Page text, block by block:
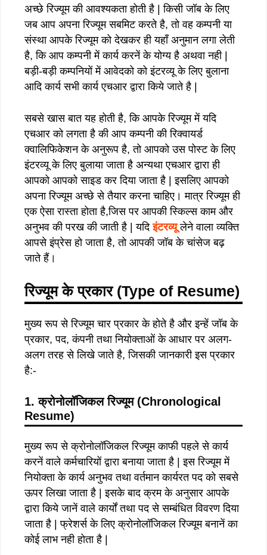
अच्छे रिज्यूम की आवश्यकता होती है | किसी जॉब के लिए
जब आप अपना रिज्यूम सबमिट करते है, तो वह कम्पनी या
संस्था आपके रिज्यूम को देखकर ही यहाँ अनुमान लगा लेती
है, कि आप कम्पनी में कार्य करनें के योग्य है अथवा नही |
बड़ी-बड़ी कम्पनियों में आवेदको को इंटरव्यू के लिए बुलाना
आदि कार्य सभी कार्य एचआर द्वारा किये जाते है |
सबसे खास बात यह होती है, कि आपके रिज्यूम में यदि
एचआर को लगता है की आप कम्पनी की रिक्वायर्ड
क्वालिफिकेशन के अनुरूप है, तो आपको उस पोस्ट के लिए
इंटरव्यू के लिए बुलाया जाता है अन्यथा एचआर द्वारा ही
आपको आपको साइड कर दिया जाता है | इसलिए आपको
अपना रिज्यूम अच्छे से तैयार करना चाहिए। मात्र रिज्यूम ही
एक ऐसा रास्ता होता है,जिस पर आपकी स्किल्स काम और
अनुभव की परख की जाती है | यदिइंटरव्यूलेने वाला व्यक्ति
आपसे इंप्रेस हो जाता है, तो आपकी जॉब के चांसेज बढ़
जाते हैं।
रिज्यूम के प्रकार (Type of Resume)
मुख्य रूप से रिज्यूम चार प्रकार के होते है और इन्हें जॉब के
प्रकार, पद, कंपनी तथा नियोक्ताओं के आधार पर अलग-
अलग तरह से लिखे जाते है, जिसकी जानकारी इस प्रकार
है:-
1. क्रोनोलॉजिकल रिज्यूम(Chronological
Resume)
मुख्य रूप से क्रोनोलॉजिकल रिज्यूम काफी पहले से कार्य
करनें वाले कर्मचारियों द्वारा बनाया जाता है | इस रिज्यूम में
नियोक्ता के कार्य अनुभव तथा वर्तमान कार्यरत पद को सबसे
ऊपर लिखा जाता है | इसके बाद क्रम के अनुसार आपके
द्वारा किये जानें वाले कार्यों तथा पद से सम्बंधित विवरण दिया
जाता है | फ्रेशर्स के लिए क्रोनोलॉजिकल रिज्यूम बनानें का
कोई लाभ नही होता है |